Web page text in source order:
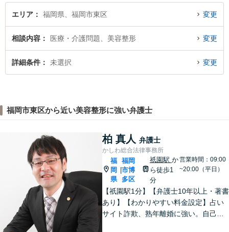
エリア 福岡県、福岡市東区 変更
相談内容 医療・介護問題、美容整形 変更
詳細条件 未選択 変更
福岡市東区から近い美容整形に強い弁護士
柏 真人 弁護士
かしわ総合法律事務所
福
岡
県
|
福岡
市博
多区
祇園駅 か
ら徒歩1
分
営業時間：09:00
~20:00（平日）
【祇園駅1分】【弁護士10年以上・著書
あり】【わかりやすい料金設定】占い
サイト詐欺、熟年離婚に強い。自己破